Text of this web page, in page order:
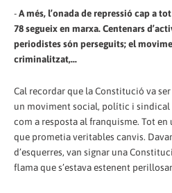
-A més, l’onada de repressió cap a
78 segueix en marxa. Centenars
periodistes són perseguits; el
criminalitzat,...
Cal recordar que la Constitució va
un moviment social, polític i
com a resposta al franquisme. Tot
que prometia veritables canvis.
d’esquerres, van signar una
flama que s’estava estenent